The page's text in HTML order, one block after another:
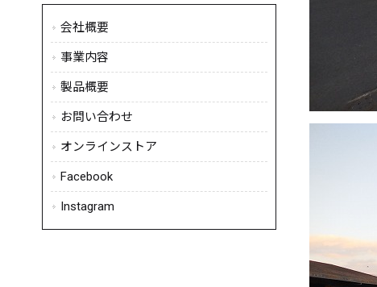
会社概要
事業内容
製品概要
お問い合わせ
オンラインストア
Facebook
Instagram